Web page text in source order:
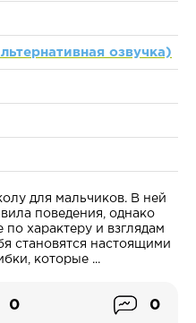
озвучка)
для мальчиков. В ней
поведения, однако
по характеру и взглядам
становятся настоящими
которые ...
0 0